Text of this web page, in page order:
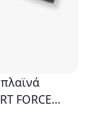
FORCE